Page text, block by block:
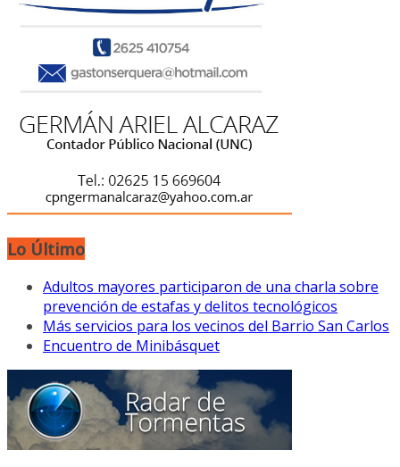
Lo Último
Adultos mayores participaron de una charla sobre
prevención de estafas y delitos tecnológicos
Más servicios para los vecinos del Barrio San Carlos
Encuentro de Minibásquet